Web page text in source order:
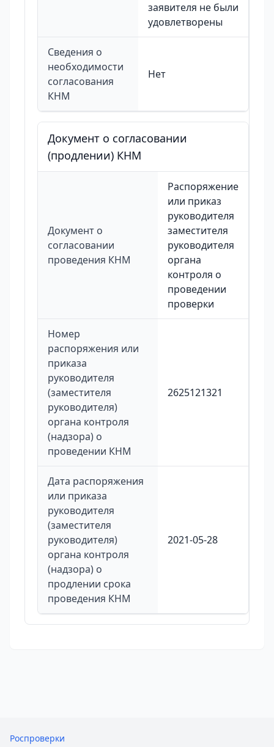
заявителя не были
удовлетворены
Сведения о
необходимости
согласования
КНМ
Нет
Документ о согласовании
(продлении) КНМ
Документ о
согласовании
проведения КНМ
Распоряжение
или приказ
руководителя
заместителя
руководителя
органа
контроля о
проведении
проверки
Номер
распоряжения или
приказа
руководителя
(заместителя
руководителя)
органа контроля
(надзора) о
проведении КНМ
2625121321
Дата распоряжения
или приказа
руководителя
(заместителя
руководителя)
органа контроля
(надзора) о
продлении срока
проведения КНМ
2021-05-28
Роспроверки